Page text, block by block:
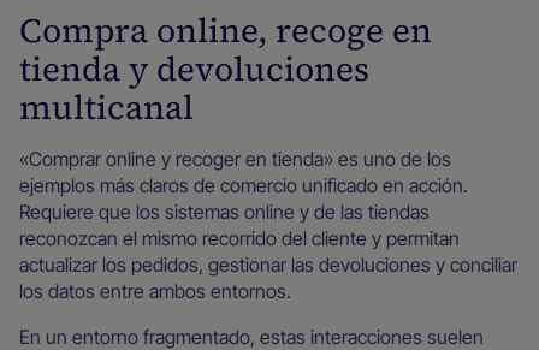
Compra online, recoge en
tienda y devoluciones
multicanal
«Comprar online y recoger en tienda» es uno de los
ejemplos más claros de comercio unificado en acción.
Requiere que los sistemas online y de las tiendas
reconozcan el mismo recorrido del cliente y permitan
actualizar los pedidos, gestionar las devoluciones y conciliar
los datos entre ambos entornos.
En un entorno fragmentado, estas interacciones suelen